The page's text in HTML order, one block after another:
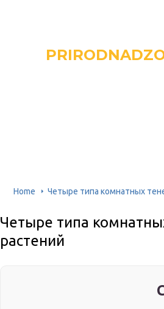
Home Четыре типа комнатных
Четыре типа
растений